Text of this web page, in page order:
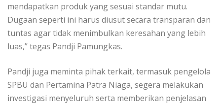
mendapatkan produk yang sesuai standar mutu.
Dugaan seperti ini harus diusut secara transparan dan
tuntas agar tidak menimbulkan keresahan yang lebih
luas,” tegas Pandji Pamungkas.
Pandji juga meminta pihak terkait, termasuk pengelola
SPBU dan Pertamina Patra Niaga, segera melakukan
investigasi menyeluruh serta memberikan penjelasan